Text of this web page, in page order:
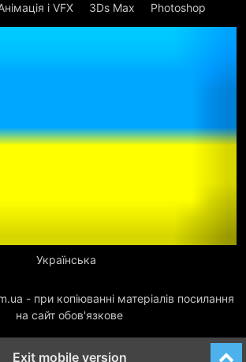
і VFX 3Ds Max Photoshop
Українська
- при копіюванні матеріалів посилання
на сайт обов'язкове
Exit mobile version